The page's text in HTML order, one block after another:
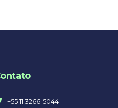
+55 11 3266-5044